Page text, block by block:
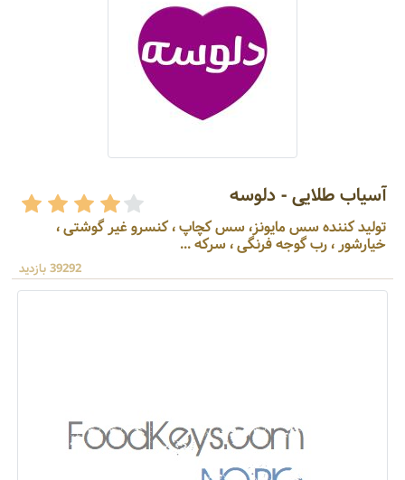
آسیاب طلایی - دلوسه
تولید کننده سس مایونز، سس کچاپ ، کنسرو غیر گوشتی ،
خیارشور ، رب گوجه فرنگی ، سرکه ...
39292 بازدید